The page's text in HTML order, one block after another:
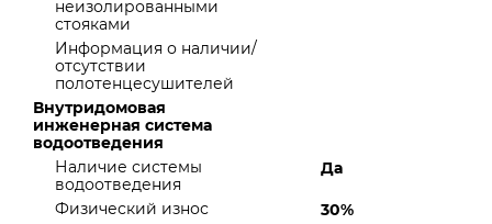
неизолированными
стояками
Информация о наличии/
отсутствии
полотенцесушителей
Внутридомовая
инженерная система
водоотведения
Наличие системы
водоотведения
Да
Физический износ
30%